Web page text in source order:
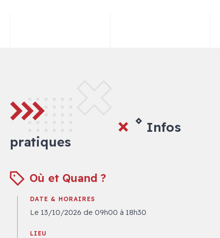
Infos
pratiques
Où et Quand ?
DATE & HORAIRES
Le 13/10/2026 de 09h00 à 18h30
LIEU